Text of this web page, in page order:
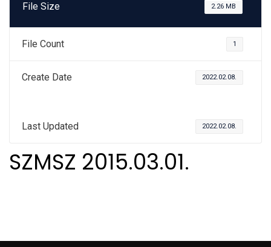
File Size 2.26 MB
File Count 1
Create Date 2022.02.08.
Last Updated 2022.02.08.
SZMSZ 2015.03.01.